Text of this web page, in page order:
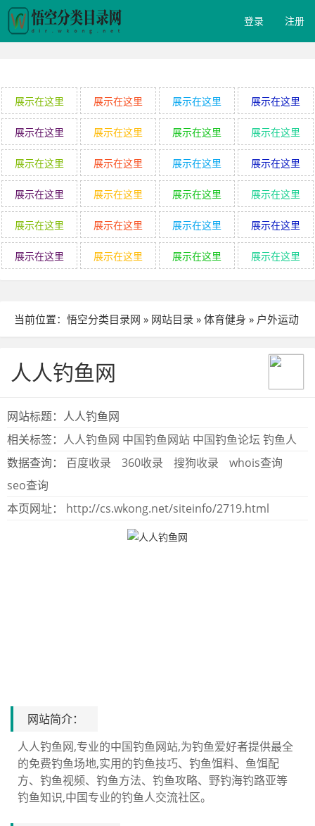
登录 注册
展示在这里 展示在这里 展示在这里 展示在这里
展示在这里 展示在这里 展示在这里 展示在这里
展示在这里 展示在这里 展示在这里 展示在这里
展示在这里 展示在这里 展示在这里 展示在这里
展示在这里 展示在这里 展示在这里 展示在这里
展示在这里 展示在这里 展示在这里 展示在这里
当前位置： 悟空分类目录网 » 网站目录 » 体育健身 » 户外运动
人人钓鱼网
网站标题：人人钓鱼网
相关标签： 人人钓鱼网 中国钓鱼网站 中国钓鱼论坛 钓鱼人
数据查询： 百度收录 360收录 搜狗收录
whois查询
seo查询
本页网址： http://cs.wkong.net/siteinfo/2719.html
网站简介：
人人钓鱼网,专业的中国钓鱼网站,为钓鱼爱好者提供最全
的免费钓鱼场地,实用的钓鱼技巧、钓鱼饵料、鱼饵配
方、钓鱼视频、钓鱼方法、钓鱼攻略、野钓海钓路亚等
钓鱼知识,中国专业的钓鱼人交流社区。